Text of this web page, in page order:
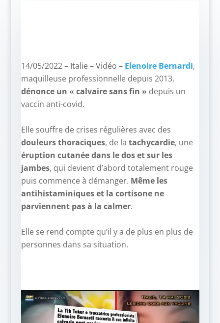
14/05/2022 – Italie – Vidéo – Elenoire Bernardi,
maquilleuse professionnelle depuis 2013,
dénonce un « calvaire sans fin » depuis un
vaccin anti-covid.
Elle souffre de crises régulières avec des
douleurs thoraciques, de la tachycardie, une
éruption cutanée dans le dos et sur les
jambes, qui devient d’abord totalement rouge
puis commence à démanger. Même les
antihistaminiques et la cortisone ne
parviennent pas à la calmer.
Elle se rend compte qu’il y a de plus en plus de
personnes dans sa situation.
Lecteur
vidéo